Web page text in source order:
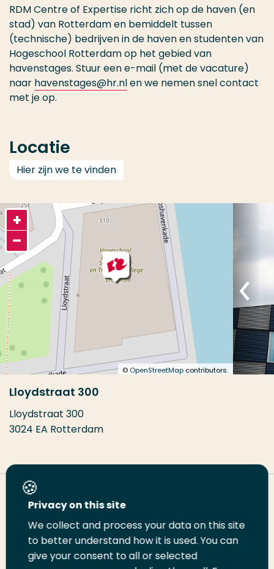
RDM Centre of Expertise richt zich op de haven (en
stad) van Rotterdam en bemiddelt tussen
(technische) bedrijven in de haven en studenten van
Hogeschool Rotterdam op het gebied van
havenstages. Stuur een e-mail (met de vacature)
naar havenstages@hr.nlen we nemen snel contact
met je op.
Locatie
Hier zijn we te vinden
+
–
© OpenStreetMap contributors.
Lloydstraat 300
Lloydstraat 300
3024 EA Rotterdam
Deel deze pagina
DeelDeel
op
Deel
op
Email
deze
Print
deze
Privacy on this site
We collect and process your data on this site
to better understand how it is used. You can
give your consent to all or selected